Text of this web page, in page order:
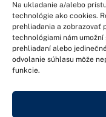
Na ukladanie a/alebo
technológie ako cookies.
prehliadania a zobrazovať
technológiami nám
prehliadaní alebo
odvolanie súhlasu môže
funkcie.
Bc. Martin Haško –
Muškátová 2281/9
900 28 Ivanka pri
DIČ: 1048117840